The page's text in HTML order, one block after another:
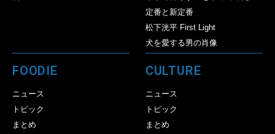
定番と新定番
松下洸平 First Light
犬を愛する男の肖像
FOODIE
ニュース
トピック
まとめ
CULTURE
ニュース
トピック
まとめ